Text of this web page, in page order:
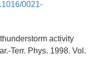
0021-
activity
Terr. Phys. 1998. Vol.